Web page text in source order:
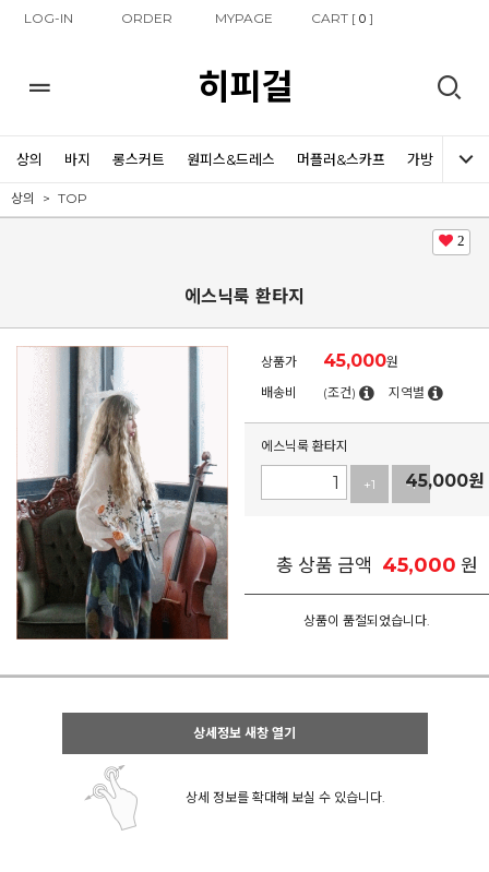
LOG-IN ORDER MYPAGE CART [0 ]
히피걸
상의 바지 롱스커트 원피스&드레스 머플러&스카프 가방 신발
상의 TOP
2
에스닉룩 환타지
상품가 45,000원
배송비
(조건) 지역별
에스닉룩 환타지
+1 -1
45,000원
총 상품 금액 45,000 원
상품이 품절되었습니다.
상세정보 새창 열기
상세 정보를 확대해 보실 수 있습니다.